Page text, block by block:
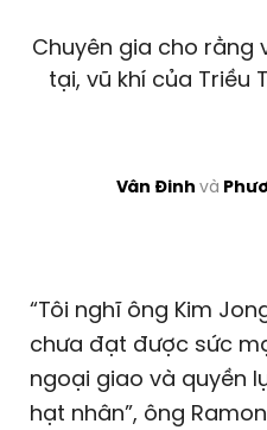
Chuyên gia cho rằng
tại, vũ khí của Triều
Vân Đinh
“Tôi nghĩ ông Kim
chưa đạt được sức
ngoại giao và quyền
hạt nhân”, ông